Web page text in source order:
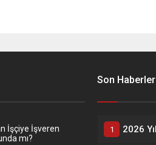
İşçiye İşveren
mı?
Son Haberler